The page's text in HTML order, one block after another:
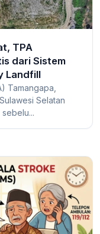
TPA
dari Sistem
Landfill
Tamangapa,
Selatan